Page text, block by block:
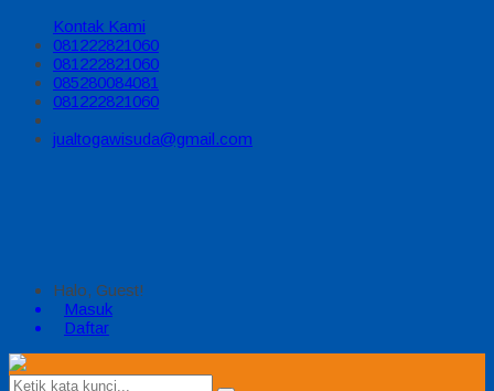
Kontak Kami
081222821060
081222821060
085280084081
081222821060
jualtogawisuda@gmail.com
Halo, Guest!
Masuk
Daftar